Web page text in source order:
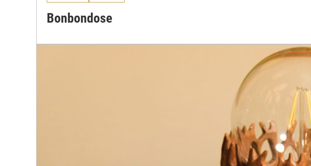
Bonbondose